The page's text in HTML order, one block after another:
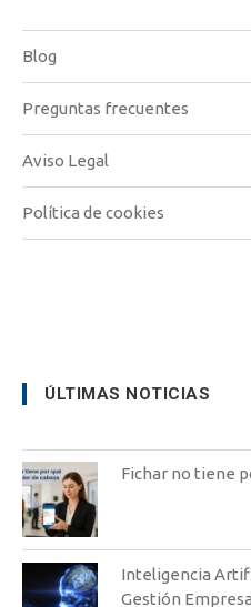
Blog
Preguntas frecuentes
Aviso Legal
Política de cookies
ÚLTIMAS NOTICIAS
Fichar no tiene
Inteligencia
Gestión